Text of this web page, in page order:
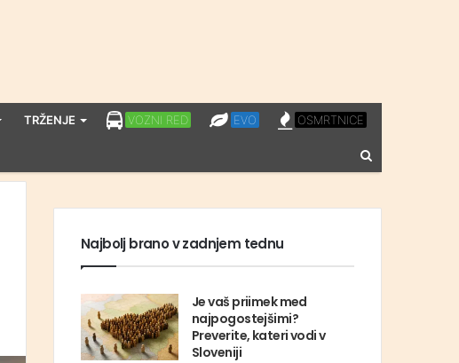
TRŽENJE LPP
VOZNI RED EVO
EVO OSMRTNICE
OSMRTNICE
Najbolj brano v zadnjem tednu
Je vaš priimek med
najpogostejšimi?
Preverite, kateri vodi v
Sloveniji